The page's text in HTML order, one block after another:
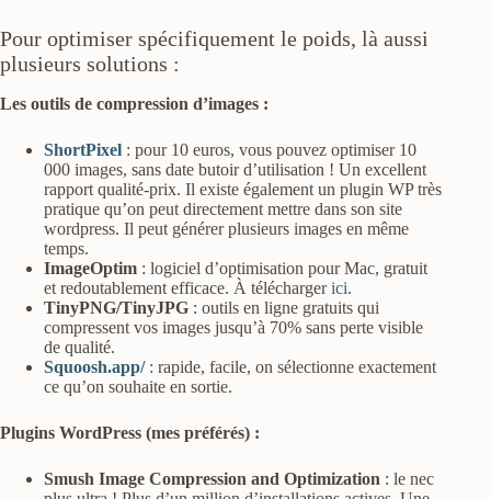
Pour optimiser spécifiquement le poids, là aussi
plusieurs solutions :
Les outils de compression d’images :
ShortPixel : pour 10 euros, vous pouvez optimiser 10
000 images, sans date butoir d’utilisation ! Un excellent
rapport qualité-prix. Il existe également un plugin WP très
pratique qu’on peut directement mettre dans son site
wordpress. Il peut générer plusieurs images en même
temps.
ImageOptim : logiciel d’optimisation pour Mac, gratuit
et redoutablement efficace. À téléchargerici.
TinyPNG/TinyJPG : outils en ligne gratuits qui
compressent vos images jusqu’à 70% sans perte visible
de qualité.
Squoosh.app/: rapide, facile, on sélectionne exactement
ce qu’on souhaite en sortie.
Plugins WordPress (mes préférés) :
Smush Image Compression and Optimization : le nec